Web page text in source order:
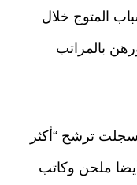
المتوج خلال
بالمراتب
التي سجلت ترشح “أكثر
أيضا ملحن وكاتب